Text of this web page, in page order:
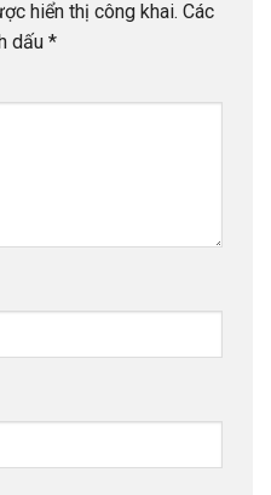
hiển thị công khai. Các
dấu *